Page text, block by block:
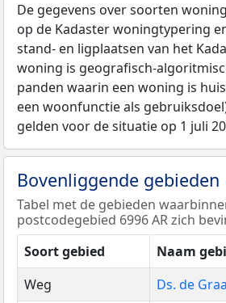
De gegevens over soorten
op de Kadaster woningtypering
stand- en ligplaatsen van het
woning is geografisch-
panden waarin een woning is
een woonfunctie als
gelden voor de situatie op 1 juli
Bovenliggende gebieden
Tabel met de gebieden
postcodegebied 6996 AR zich
Soort gebied
Naam
Weg
Ds. de